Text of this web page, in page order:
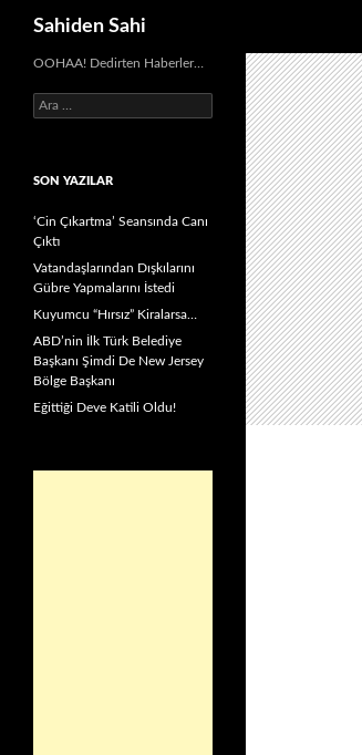
Sahiden Sahi
OOHAA! Dedirten Haberler…
Arama:
SON YAZILAR
‘Cin Çıkartma’ Seansında Canı
Çıktı
Vatandaşlarından Dışkılarını
Gübre Yapmalarını İstedi
Kuyumcu “Hırsız” Kiralarsa…
ABD’nin İlk Türk Belediye
Başkanı Şimdi De New Jersey
Bölge Başkanı
Eğittiği Deve Katili Oldu!